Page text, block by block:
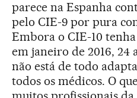
parece na Espanha
pelo CIE-9 por pura
Embora o CIE-10
em janeiro de 2016, 24
não está de todo
todos os médicos. O